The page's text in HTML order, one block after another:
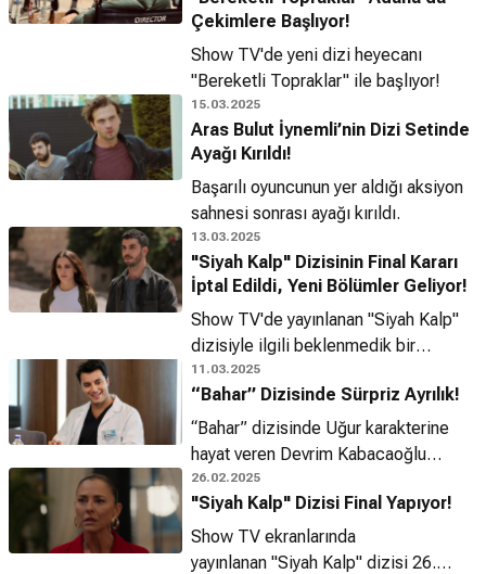
Çekimlere Başlıyor!
Show TV'de yeni dizi heyecanı
"Bereketli Topraklar" ile başlıyor!
15.03.2025
Aras Bulut İynemli’nin Dizi Setinde
Ayağı Kırıldı!
Başarılı oyuncunun yer aldığı aksiyon
sahnesi sonrası ayağı kırıldı.
13.03.2025
"Siyah Kalp" Dizisinin Final Kararı
İptal Edildi, Yeni Bölümler Geliyor!
Show TV'de yayınlanan "Siyah Kalp"
dizisiyle ilgili beklenmedik bir
gelişme yaşandı.
11.03.2025
“Bahar” Dizisinde Sürpriz Ayrılık!
“Bahar” dizisinde Uğur karakterine
hayat veren Devrim Kabacaoğlu
diziden ayrılıyor!
26.02.2025
"Siyah Kalp" Dizisi Final Yapıyor!
Show TV ekranlarında
yayınlanan "Siyah Kalp" dizisi 26.